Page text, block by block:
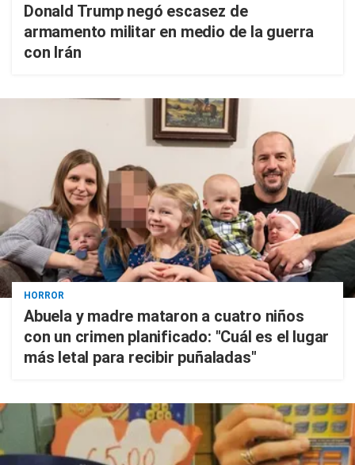
Donald Trump negó escasez de
armamento militar en medio de la guerra
con Irán
HORROR
Abuela y madre mataron a cuatro niños
con un crimen planificado: "Cuál es el lugar
más letal para recibir puñaladas"